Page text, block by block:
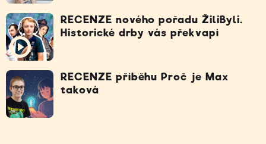
RECENZE nového pořadu ŽiliByli.
Historické drby vás překvapí
RECENZE příběhu Proč je Max
taková